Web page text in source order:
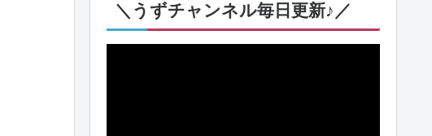
＼うずチャンネル毎日更新♪／